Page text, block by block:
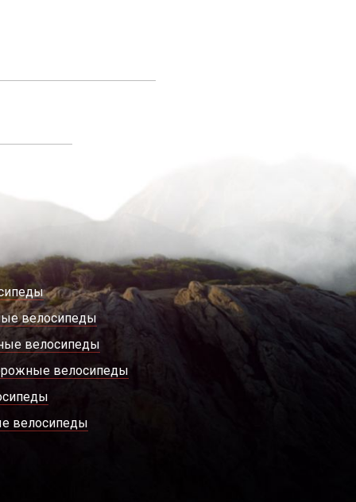
велосипеды
велосипеды
велосипеды
велосипеды